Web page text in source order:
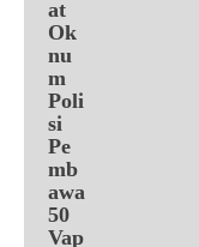
at
Ok
nu
m
Poli
si
Pe
mb
awa
50
Vap